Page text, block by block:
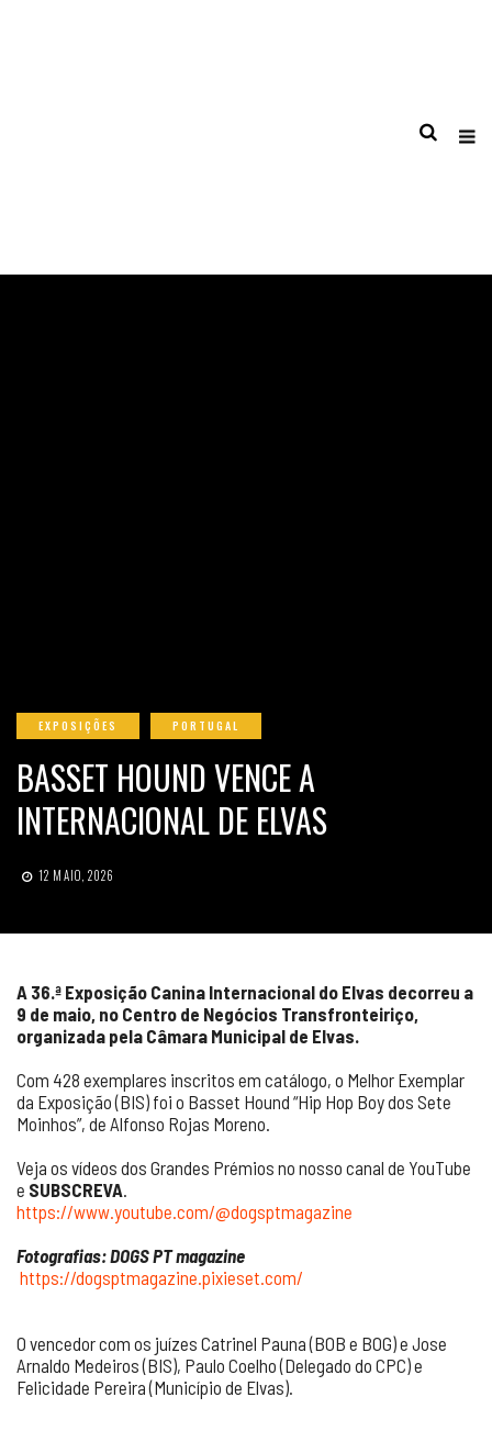
EXPOSIÇÕES PORTUGAL
BASSET HOUND VENCE A
INTERNACIONAL DE ELVAS
12 MAIO, 2026
A 36.ª Exposição Canina Internacional do Elvas decorreu a
9 de maio, no Centro de Negócios Transfronteiriço,
organizada pela Câmara Municipal de Elvas.
Com 428 exemplares inscritos em catálogo, o Melhor Exemplar
da Exposição (BIS) foi o Basset Hound “Hip Hop Boy dos Sete
Moinhos”, de Alfonso Rojas Moreno.
Veja os vídeos dos Grandes Prémios no nosso canal de YouTube
e SUBSCREVA.
https://www.youtube.com/@dogsptmagazine
Fotografias: DOGS PT magazine
https://dogsptmagazine.pixieset.com/
O vencedor com os juízes Catrinel Pauna (BOB e BOG) e Jose
Arnaldo Medeiros (BIS), Paulo Coelho (Delegado do CPC) e
Felicidade Pereira (Município de Elvas).